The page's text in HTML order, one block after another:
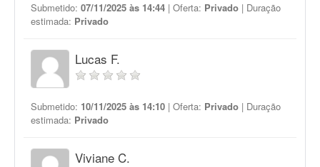
Submetido: 07/11/2025 às 14:44 | Oferta: Privado | Duração
estimada: Privado
Lucas F.
Submetido: 10/11/2025 às 14:10 | Oferta: Privado | Duração
estimada: Privado
Viviane C.